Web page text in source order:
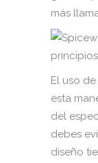
más
El uso
esta
del
debes
diseño